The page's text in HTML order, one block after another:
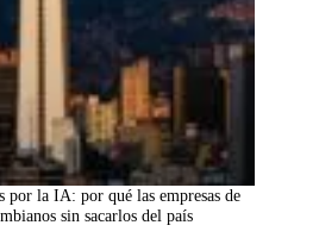
por la IA: por qué las empresas de
sin sacarlos del país